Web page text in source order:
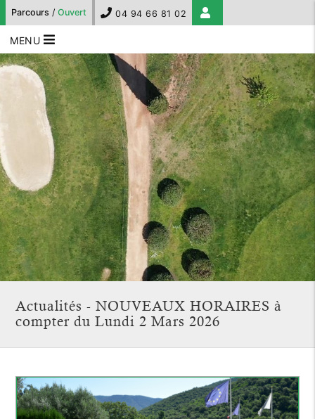
Parcours / Ouvert 04 94 66 81 02
MENU
Actualités - NOUVEAUX HORAIRES à
compter du Lundi 2 Mars 2026